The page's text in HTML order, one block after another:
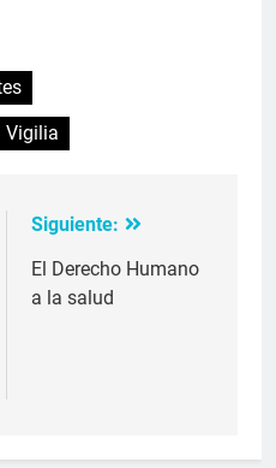
Vigilia
Siguiente:
El Derecho Humano
a la salud